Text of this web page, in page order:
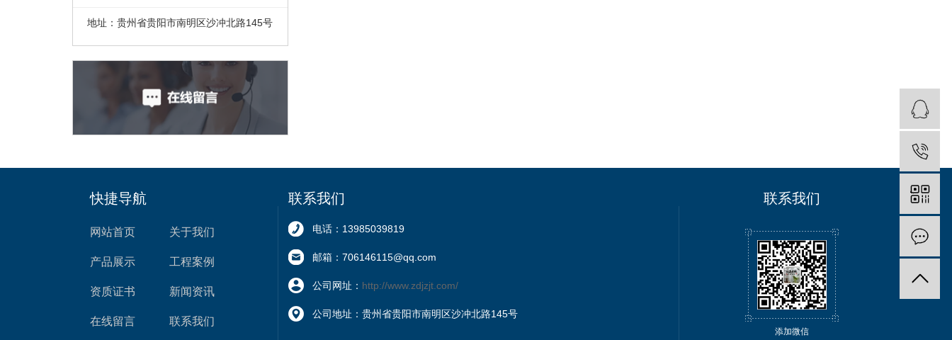
地址：贵州省贵阳市南明区沙冲北路145号
快捷导航
网站首页 关于我们
产品展示 工程案例
资质证书 新闻资讯
在线留言 联系我们
联系我们
电话：13985039819
邮箱：706146115@qq.com
公司网址： http://www.zdjzjt.com/
公司地址：贵州省贵阳市南明区沙冲北路145号
联系我们
添加微信